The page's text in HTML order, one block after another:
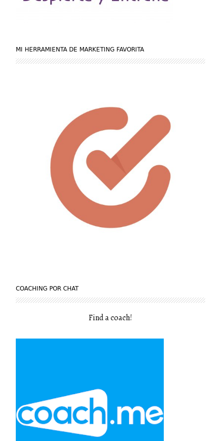
MI HERRAMIENTA DE MARKETING FAVORITA
COACHING POR CHAT
Find a coach!